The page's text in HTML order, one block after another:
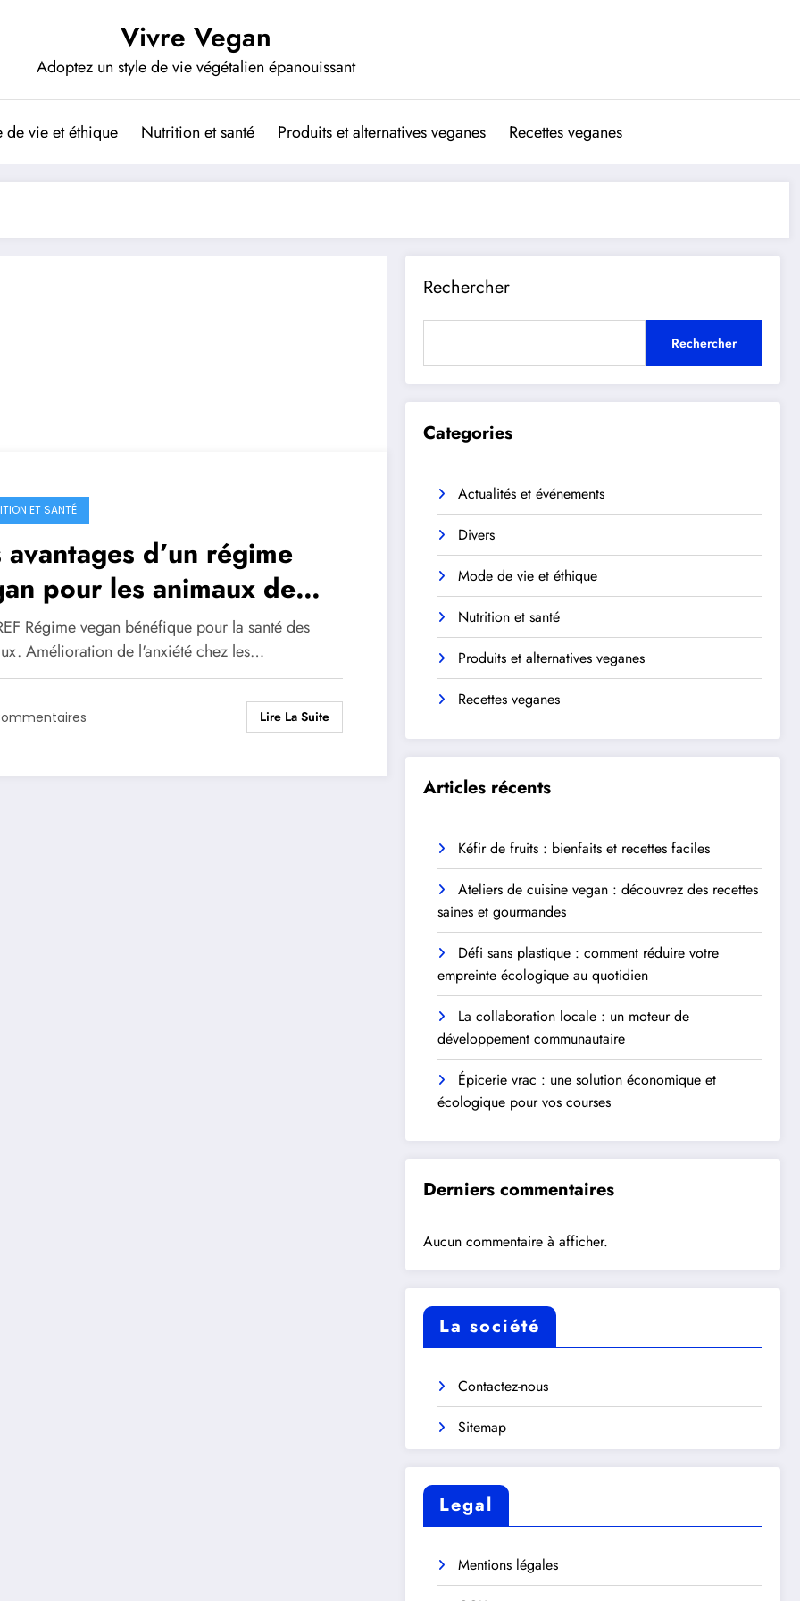
Vivre Vegan
Adoptez un style de vie végétalien épanouissant
de vie et éthique Nutrition et santé Produits et alternatives veganes Recettes veganes
ET SANTÉ
avantages d’un régime
pour les animaux de
Régime vegan bénéfique pour la santé des
Amélioration de l'anxiété chez les…
Lire La Suite
Rechercher
Rechercher
Categories
Actualités et événements
Divers
Mode de vie et éthique
Nutrition et santé
Produits et alternatives veganes
Recettes veganes
Articles récents
Kéfir de fruits : bienfaits et recettes faciles
Ateliers de cuisine vegan : découvrez des recettes
saines et gourmandes
Défi sans plastique : comment réduire votre
empreinte écologique au quotidien
La collaboration locale : un moteur de
développement communautaire
Épicerie vrac : une solution économique et
écologique pour vos courses
Derniers commentaires
Aucun commentaire à afficher.
La société
Contactez-nous
Sitemap
Legal
Mentions légales